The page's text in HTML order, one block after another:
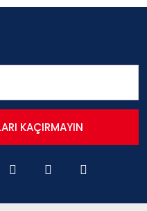
KAÇIRMAYIN